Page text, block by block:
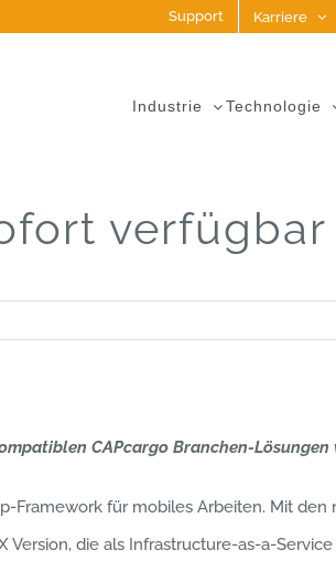
Support Karriere
Industrie Technologie
verfügbar
CAPcargo Branchen-Lösungen
Framework für mobiles Arbeiten. Mit
die als Infrastructure-as-a-